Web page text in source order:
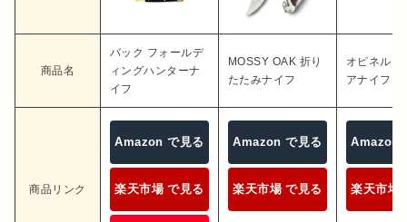
商品名
バック フォールデ
ィングハンターナ
イフ
MOSSY OAK 折り
たたみナイフ
オピネル
アナイフ
商品リンク
Amazon で見る
楽天市場 で見る
Amazon で見る
楽天市場 で見る
Amazon
楽天市場